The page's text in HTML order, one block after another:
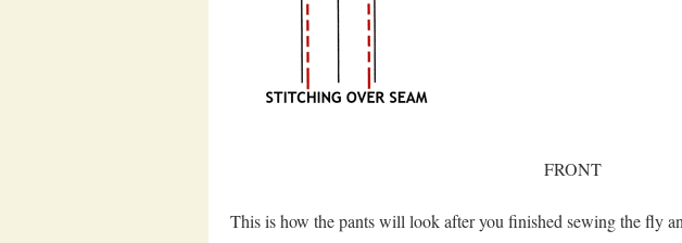
FRONT
This is how the pants will look after you finished sewing the fly